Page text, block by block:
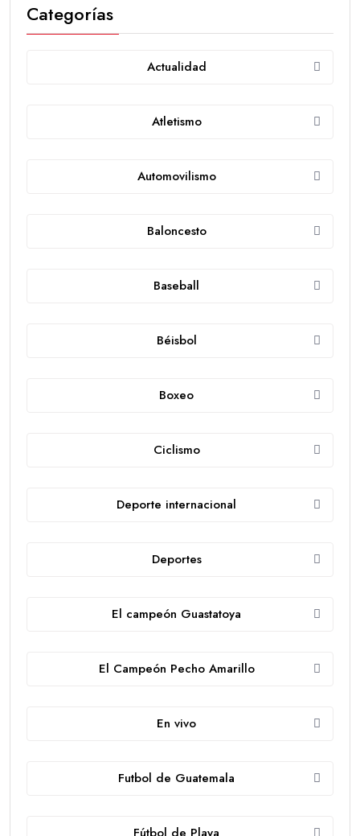
Categorías
Actualidad
Atletismo
Automovilismo
Baloncesto
Baseball
Béisbol
Boxeo
Ciclismo
Deporte internacional
Deportes
El campeón Guastatoya
El Campeón Pecho Amarillo
En vivo
Futbol de Guatemala